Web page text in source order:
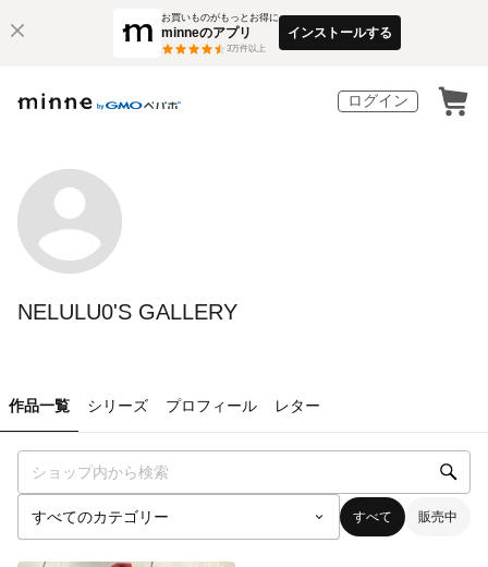
お買いものがもっとお得に
minneのアプリ
3万件以上
インストールする
ログイン
NELULU0'S GALLERY
作品一覧 シリーズ プロフィール レター
すべて 販売中